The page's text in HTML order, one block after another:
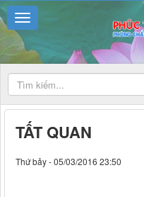
TẤT QUAN
Thứ bảy - 05/03/2016 23:50